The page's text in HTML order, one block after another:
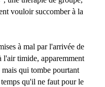
vouloir succomber à la
à mal par l'arrivée de
l'air timide, apparemment
qui tombe pourtant
qu'il ne faut pour le